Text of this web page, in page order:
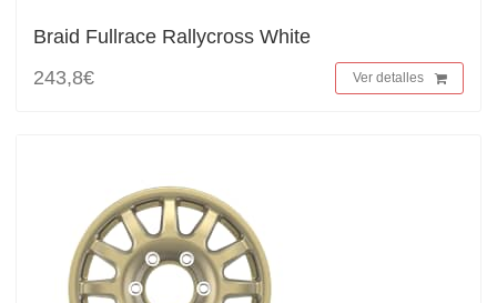
Braid Fullrace Rallycross White
243,8€
Ver detalles